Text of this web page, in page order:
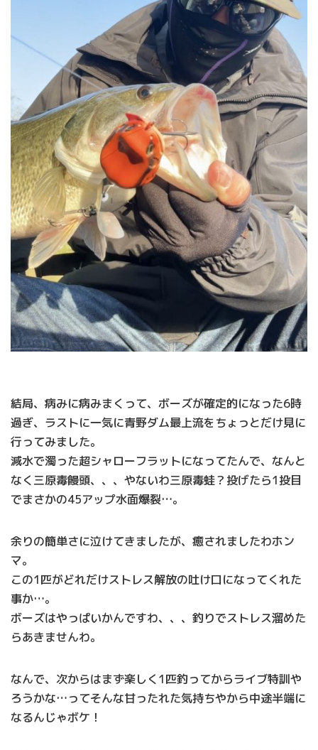
結局、病みに病みまくって、ボーズが確定的になった6時
過ぎ、ラストに一気に青野ダム最上流をちょっとだけ見に
行ってみました。
減水で濁った超シャローフラットになってたんで、なんと
なく三原毒饅頭、、、やないわ三原毒蛙？投げたら1投目
でまさかの45アップ水面爆裂…。
余りの簡単さに泣けてきましたが、癒されましたわホン
マ。
この1匹がどれだけストレス解放の吐け口になってくれた
事か…。
ボーズはやっぱいかんですわ、、、釣りでストレス溜めた
らあきませんわ。
なんで、次からはまず楽しく1匹釣ってからライブ特訓や
ろうかな…ってそんな甘ったれた気持ちやから中途半端に
なるんじゃボケ！